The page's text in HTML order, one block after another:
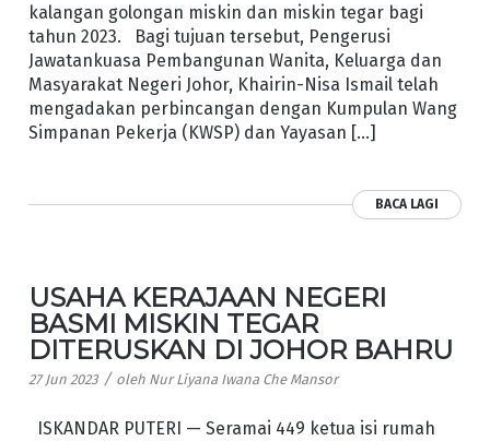
kalangan golongan miskin dan miskin tegar bagi
tahun 2023. Bagi tujuan tersebut, Pengerusi
Jawatankuasa Pembangunan Wanita, Keluarga dan
Masyarakat Negeri Johor, Khairin-Nisa Ismail telah
mengadakan perbincangan dengan Kumpulan Wang
Simpanan Pekerja (KWSP) dan Yayasan […]
BACA LAGI
USAHA KERAJAAN NEGERI
BASMI MISKIN TEGAR
DITERUSKAN DI JOHOR BAHRU
27 Jun 2023 / oleh Nur Liyana Iwana Che Mansor
ISKANDAR PUTERI — Seramai 449 ketua isi rumah